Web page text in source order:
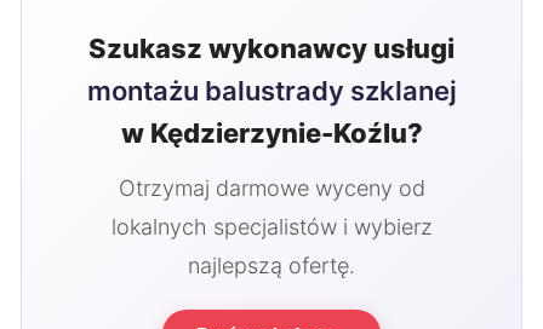
Szukasz wykonawcy usługi
montażu balustrady szklanej
w Kędzierzynie-Koźlu?
Otrzymaj darmowe wyceny od
lokalnych specjalistów i wybierz
najlepszą ofertę.